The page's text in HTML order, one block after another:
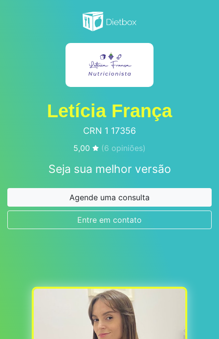
Letícia França
CRN 1 17356
5,00 (6 opiniões)
Seja sua melhor versão
Agende uma consulta
Entre em contato